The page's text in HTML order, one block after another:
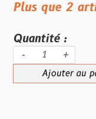
Plus que 2
Quantité :
- +
Ajouter au